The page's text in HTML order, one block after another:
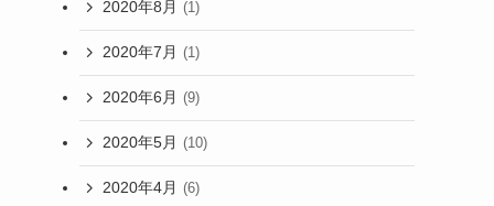
2020年8月 (1)
2020年7月 (1)
2020年6月 (9)
2020年5月 (10)
2020年4月 (6)